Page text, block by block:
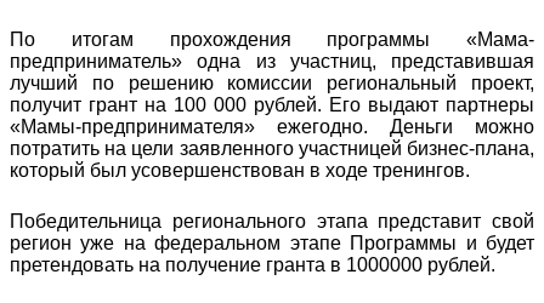
По итогам прохождения программы «Мама-
предприниматель» одна из участниц, представившая
лучший по решению комиссии региональный проект,
получит грант на 100 000 рублей. Его выдают партнеры
«Мамы-предпринимателя» ежегодно. Деньги можно
потратить на цели заявленного участницей бизнес-плана,
который был усовершенствован в ходе тренингов.
Победительница регионального этапа представит свой
регион уже на федеральном этапе Программы и будет
претендовать на получение гранта в 1000000 рублей.